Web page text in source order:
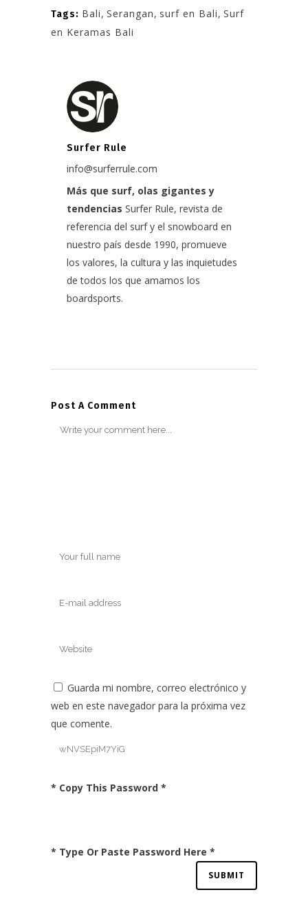
Tags: Bali, Serangan, surf en Bali, Surf
en Keramas Bali
Surfer Rule
info@surferrule.com
Más que surf, olas gigantes y
tendencias Surfer Rule, revista de
referencia del surf y el snowboard en
nuestro país desde 1990, promueve
los valores, la cultura y las inquietudes
de todos los que amamos los
boardsports.
Post A Comment
Guarda mi nombre, correo electrónico y
web en este navegador para la próxima vez
que comente.
* Copy This Password *
* Type Or Paste Password Here *